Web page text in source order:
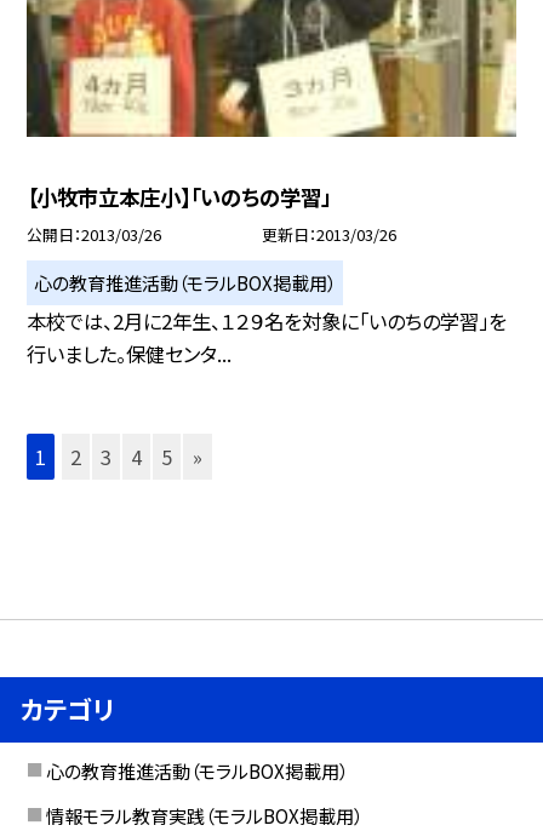
【小牧市立本庄小】「いのちの学習」
公開日 2013/03/26 更新日 2013/03/26
心の教育推進活動（モラルBOX掲載用）
本校では、2月に2年生、１２９名を対象に「いのちの学習」を
行いました。保健センタ...
1 2 3 4 5 »
カテゴリ
心の教育推進活動（モラルBOX掲載用）
情報モラル教育実践（モラルBOX掲載用）